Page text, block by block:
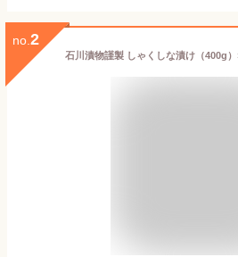
no. 2